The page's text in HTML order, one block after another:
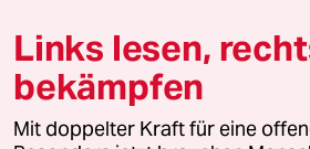
Diese unternehmerische
wirst du nicht überstehen.
Vorstandsvorsitzende hat
für die 💯 tausend weitere
düster aus, zappe Duster.
Links lesen,
bekämpfen
Mit doppelter Kraft für eine